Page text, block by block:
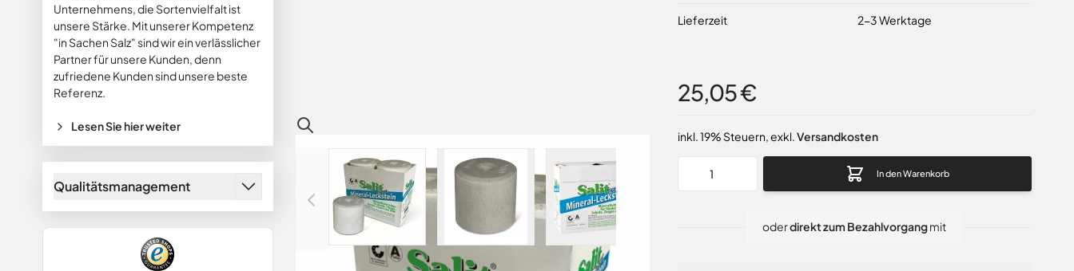
Unternehmens, die Sortenvielfalt ist
unsere Stärke. Mit unserer Kompetenz
"in Sachen Salz" sind wir ein verlässlicher
Partner für unsere Kunden, denn
zufriedene Kunden sind unsere beste
Referenz.
Lesen Sie hier weiter
Qualitätsmanagement
View larger image View larger image View larger image View larger image
Lieferzeit 2-3 Werktage
25,05 €
inkl. 19% Steuern,exkl.Versandkosten
In den Warenkorb
oderdirekt zum Bezahlvorgangmit